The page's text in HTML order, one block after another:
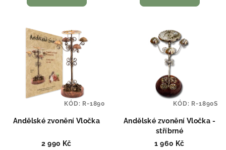
Andělské zvonění Vločka
2 990 Kč
KÓD: R-1890
Andělské zvonění Vločka -
stříbrné
1 960 Kč
KÓD: R-1890S